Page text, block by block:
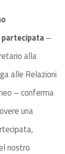
–
alla
alle Relazioni
– conferma
una
nostro